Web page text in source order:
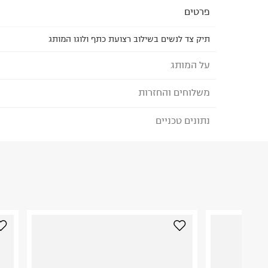
פרטים
תיק צד לנשים בשילוב רצועת כתף ולוגו המותג
על המותג
משלוחים והחזרות
לבחירת בשיטת המשלוח המתאימה לכם,
לפני החזרת החבילה, חשוב להדביק את מדבקת
נתונים טכניים